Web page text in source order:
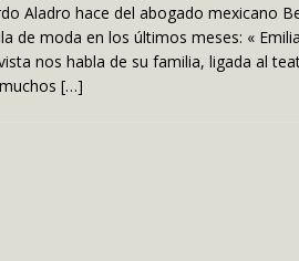
Aladro hace del abogado mexicano
de moda en los últimos meses: «
nos habla de su familia, ligada al
[…]